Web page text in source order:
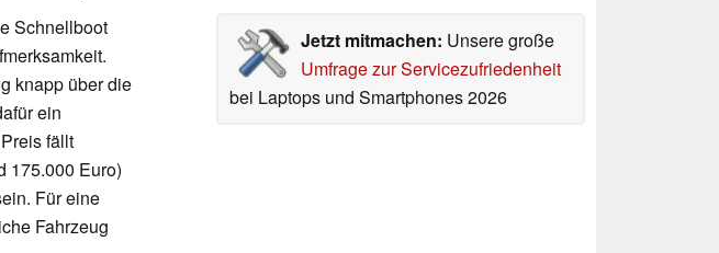
Jetzt mitmachen: Unsere große
Umfrage zur Servicezufriedenheit
bei Laptops und Smartphones 2026
Schnellboot
knapp über die
ein
fällt
175.000 Euro)
Für eine
Fahrzeug